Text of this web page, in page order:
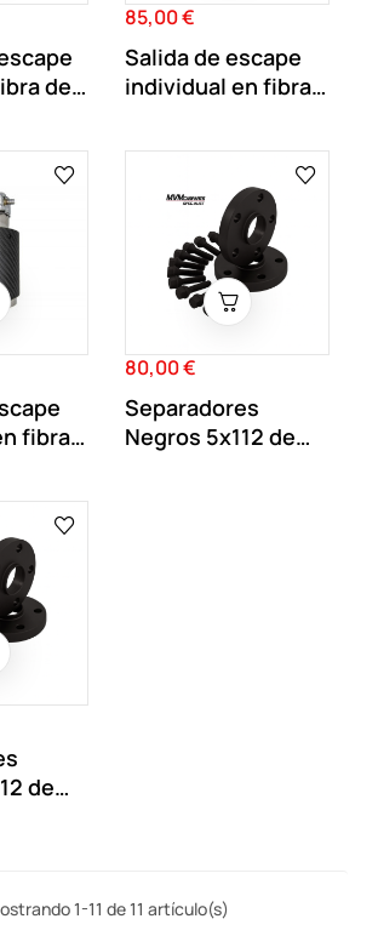
de
Precio
85,00 €
Salida de escape
individual en fibra
fibra
Precio
80,00 €
Separadores
Negros 5x112 de
de
1-11 de 11 artículo(s)